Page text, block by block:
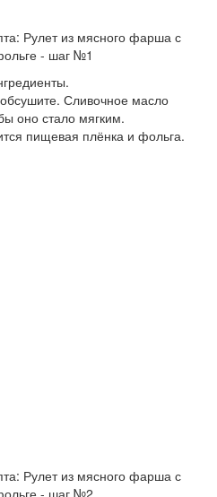
Сливочное масло
оно стало мягким.
пищевая плёнка и фольга.